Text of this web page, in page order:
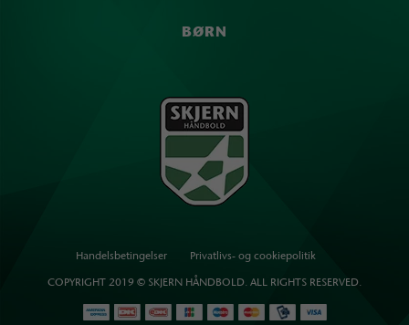
BØRN
Handelsbetingelser
Privatlivs- og cookiepolitik
COPYRIGHT 2019 © SKJERN HÅNDBOLD. ALL RIGHTS RESERVED.